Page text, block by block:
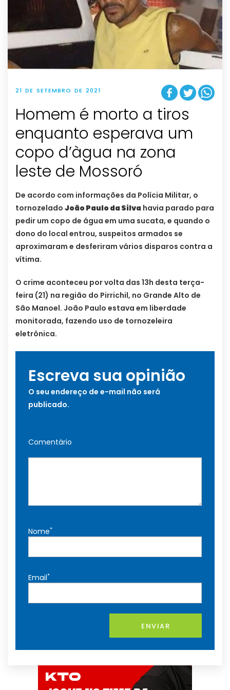
21 DE SETEMBRO DE 2021
Homem é morto a tiros
enquanto esperava um
copo d’àgua na zona
leste de Mossoró
De acordo com informações da Polícia Militar, o
tornozelado João Paulo da Silva havia parado para
pedir um copo de água em uma sucata, e quando o
dono do local entrou, suspeitos armados se
aproximaram e desferiram vários disparos contra a
vítima.
O crime aconteceu por volta das 13h desta terça-
feira (21) na região do Pirrichil, no Grande Alto de
São Manoel. João Paulo estava em liberdade
monitorada, fazendo uso de tornozeleira
eletrônica.
Escreva sua opinião
O seu endereço de e-mail não será
publicado.
Comentário
Nome*
Email*
ENVIAR